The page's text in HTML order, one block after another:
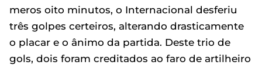
meros oito minutos, o Internacional desferiu
três golpes certeiros, alterando drasticamente
o placar e o ânimo da partida. Deste trio de
gols, dois foram creditados ao faro de artilheiro